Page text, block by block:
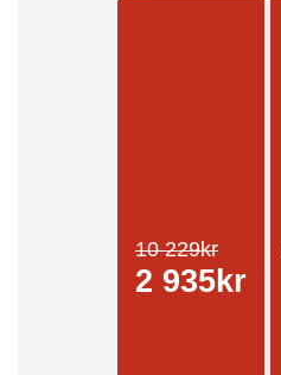
10 229kr
2 935kr